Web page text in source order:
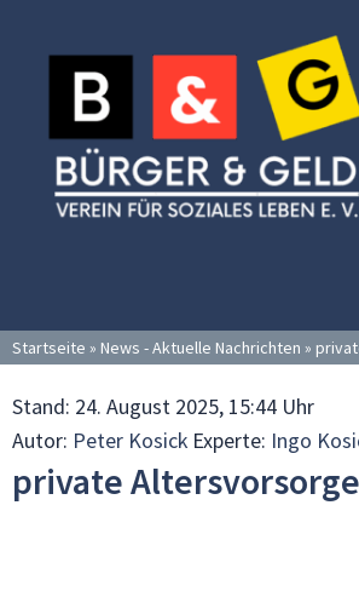
Inhalt
springen
Startseite » News - Aktuelle Nachrichten »
Stand: 24. August 2025, 15:44 Uhr
Autor: Peter Kosick Experte: Ingo
private